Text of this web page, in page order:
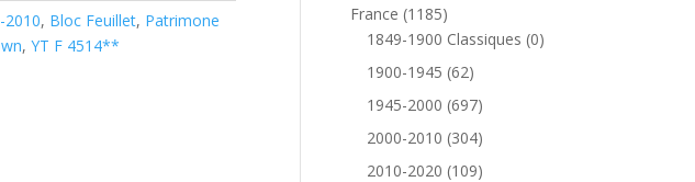
2010, Bloc Feuillet, Patrimone
,YT F 4514**
produits
France 11851185
produits
1849-1900 Classiques 00
1900-1945 6262
produits
1945-2000 697697
produits
2000-2010 304304
produits
2010-2020 109109